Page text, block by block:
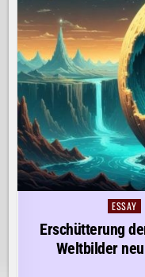
Posted
ESSAY
Erschütterung
Weltbilder